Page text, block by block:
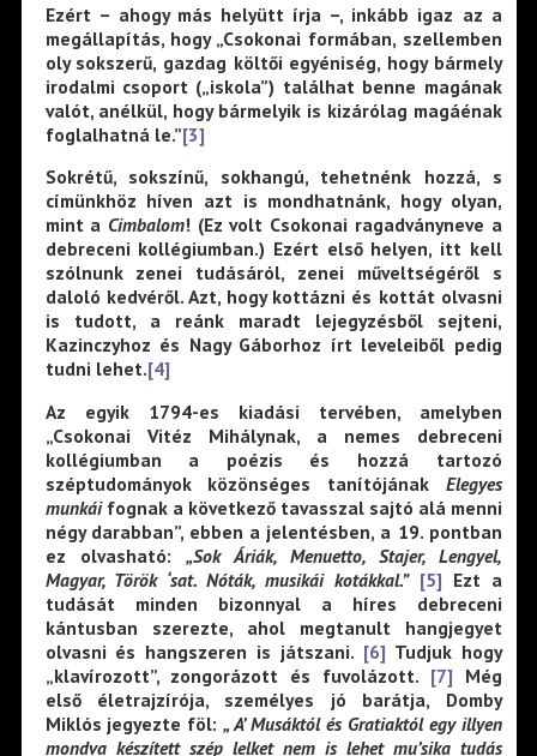
Ezért – ahogy más helyütt írja –, inkább igaz az a
megállapítás, hogy „Csokonai formában, szellemben
oly sokszerű, gazdag költői egyéniség, hogy bármely
irodalmi csoport („iskola”) találhat benne magának
valót, anélkül, hogy bármelyik is kizárólag magáénak
foglalhatná le.”[3]
Sokrétű, sokszínű, sokhangú, tehetnénk hozzá, s
címünkhöz híven azt is mondhatnánk, hogy olyan,
mint a Cimbalom! (Ez volt Csokonai ragadványneve a
debreceni kollégiumban.) Ezért első helyen, itt kell
szólnunk zenei tudásáról, zenei műveltségéről s
daloló kedvéről. Azt, hogy kottázni és kottát olvasni
is tudott, a reánk maradt lejegyzésből sejteni,
Kazinczyhoz és Nagy Gáborhoz írt leveleiből pedig
tudni lehet.[4]
Az egyik 1794-es kiadási tervében, amelyben
„Csokonai Vitéz Mihálynak, a nemes debreceni
kollégiumban a poézis és hozzá tartozó
széptudományok közönséges tanítójának Elegyes
munkáifognak a következő tavasszal sajtó alá menni
négy darabban”, ebben a jelentésben, a 19. pontban
ez olvasható: „Sok Áriák, Menuetto, Stajer, Lengyel,
Magyar, Török ‘sat. Nóták, musikái kotákkal.” [5] Ezt a
tudását minden bizonnyal a híres debreceni
kántusban szerezte, ahol megtanult hangjegyet
olvasni és hangszeren is játszani. [6] Tudjuk hogy
„klavírozott”, zongorázott és fuvolázott. [7] Még
első életrajzírója, személyes jó barátja, Domby
Miklós jegyezte föl:„ A’ Musáktól és Gratiaktól egy illyen
mondva készített szép lelket nem is lehet mu’sika tudás